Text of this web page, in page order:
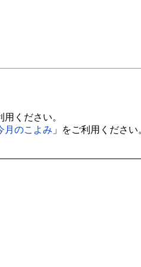
用ください。
月のこよみ 」をご利用ください